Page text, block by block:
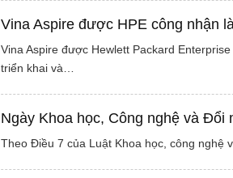
Vina Aspire được HPE công nhận
Vina Aspire được Hewlett Packard
triển khai và…
Ngày Khoa học, Công nghệ và
Theo Điều 7 của Luật Khoa học, công nghệ